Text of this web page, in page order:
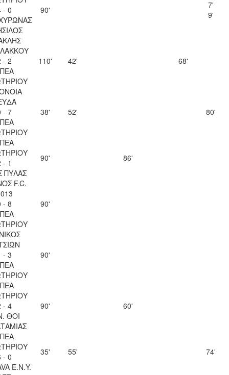
- 0
90'
7'
9'
- 2
110' 42' 68'
- 7
38' 52' 80'
- 1
ΠΥΛΑΣ
90' 86'
F.C.
- 8
90'
- 3
90'
- 4
ΘΟΙ
90' 60'
- 0
Ε.Ν.Y.
35' 55' 74'